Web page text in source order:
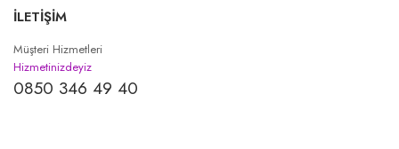
İLETİŞİM
Müşteri Hizmetleri
Hizmetinizdeyiz
0850 346 49 40